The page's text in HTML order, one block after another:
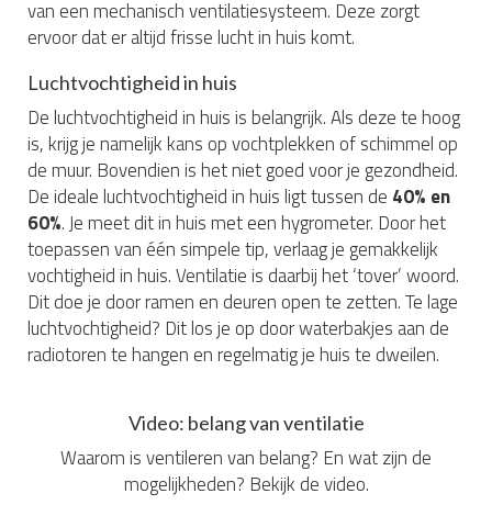
van een mechanisch ventilatiesysteem. Deze zorgt
ervoor dat er altijd frisse lucht in huis komt.
Luchtvochtigheid in huis
De luchtvochtigheid in huis is belangrijk. Als deze te hoog
is, krijg je namelijk kans op vochtplekken of schimmel op
de muur. Bovendien is het niet goed voor je gezondheid.
De ideale luchtvochtigheid in huis ligt tussen de 40% en
60%. Je meet dit in huis met een hygrometer. Door het
toepassen van één simpele tip, verlaag je gemakkelijk
vochtigheid in huis. Ventilatie is daarbij het ‘tover’ woord.
Dit doe je door ramen en deuren open te zetten. Te lage
luchtvochtigheid? Dit los je op door waterbakjes aan de
radiotoren te hangen en regelmatig je huis te dweilen.
Video: belang van ventilatie
Waarom is ventileren van belang? En wat zijn de
mogelijkheden? Bekijk de video.